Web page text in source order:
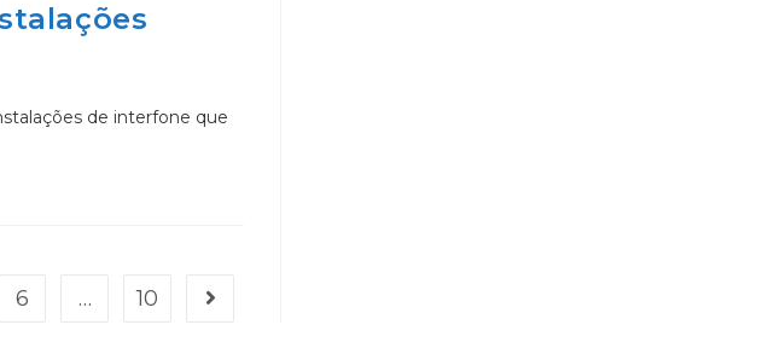
de interfone que
6 … 10